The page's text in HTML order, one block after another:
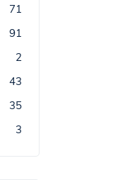
71
91
2
43
35
3